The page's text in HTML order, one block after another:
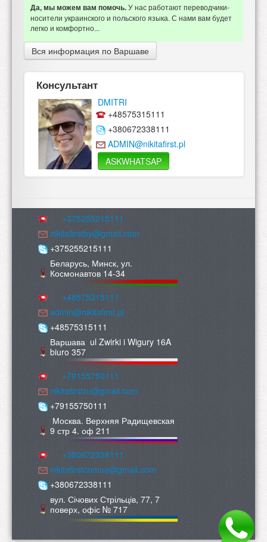
Да, мы можем вам помочь.У нас работают переводчики-
носители украинского и польского языка. С нами вам будет
легко и комфортно...
Вся информация по Варшаве
Консультант
DMITRI
+48575315111
+380672338111
ADMIN@nikitafirst.pl
ASKWHATSAP
+375255215111
nikitafirstby@gmail.com
+375255215111
Беларусь, Минск, ул.
Космонавтов 14-34
+48575315111
admin@nikitafirst.pl
+48575315111
Варшава ul Zwirki i Wigury 16A
biuro 357
+79155750111
nikitafirstru@gmail.com
+79155750111
Москва. Верхняя Радищевская
9 стр 4. оф 211
+380672338111
nikitafirstcomua@gmail.com
+380672338111
вул. Січових Стрільців, 77, 7
поверх, офіс № 717